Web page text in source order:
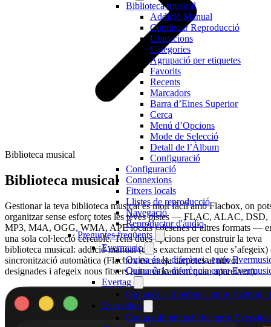
Biblioteca musical
Addició Manual
Continuar Reproducció
Ubicacions
Categories
Agrupació per etiquetes
Favorits
Recents
Marcadors
Barra d’Eines Superior
Cerca
Menú d’Opcions
Mode de Selecció
Detall de l’Àlbum
Configuració
Configuració
Connexions
Fitxers locals
Llistes de reproducció
Navegació
Reproductor d'àudio
Preguntes freqüents
Evermusic
Quina és la diferència entre
Quina és la diferència entre
Evertag
Quina és la diferència entre Evertag i
Evervideo
Quina diferència hi ha entre
Biblioteca musical
Biblioteca musical
Gestionar la teva biblioteca musical és molt fàcil amb Flacbox, on
organitzar sense esforç totes les teves pistes — FLAC, ALAC, DSD,
MP3, M4A, OGG, WMA, APE locals i desenes d’altres formats —
una sola col·lecció cercable. Tens dues opcions per construir la teva
biblioteca musical: addició manual (tries exactament el que s’afegeix)
sincronització automàtica (Flacbox escaneja carpetes al núvol
designades i afegeix nous fitxers automàticament quan apareixen).